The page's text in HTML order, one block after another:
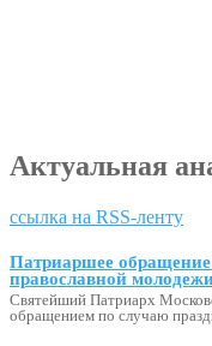
Актуальная
ссылка на RSS-ленту
Патриаршее
православной
Святейший Патриарх
обращением по случаю